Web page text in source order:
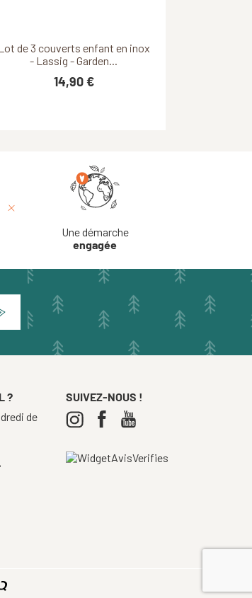
de 3 couverts enfant en inox
- Lassig - Garden...
14,90 €
Une démarche
engagée
?
de
SUIVEZ-NOUS !